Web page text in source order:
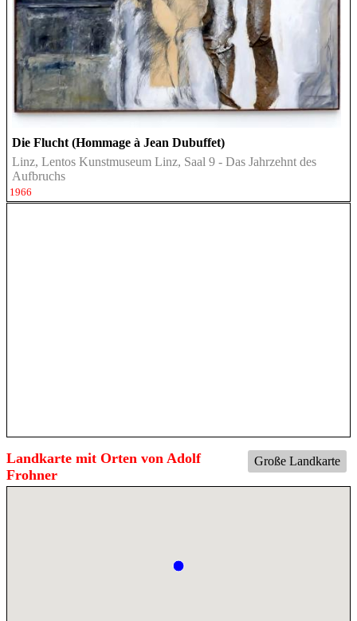
Die Flucht (Hommage à Jean Dubuffet)
Linz, Lentos Kunstmuseum Linz, Saal 9 - Das Jahrzehnt des
Aufbruchs
1966
Große Landkarte
Landkarte mit Orten von Adolf
Frohner